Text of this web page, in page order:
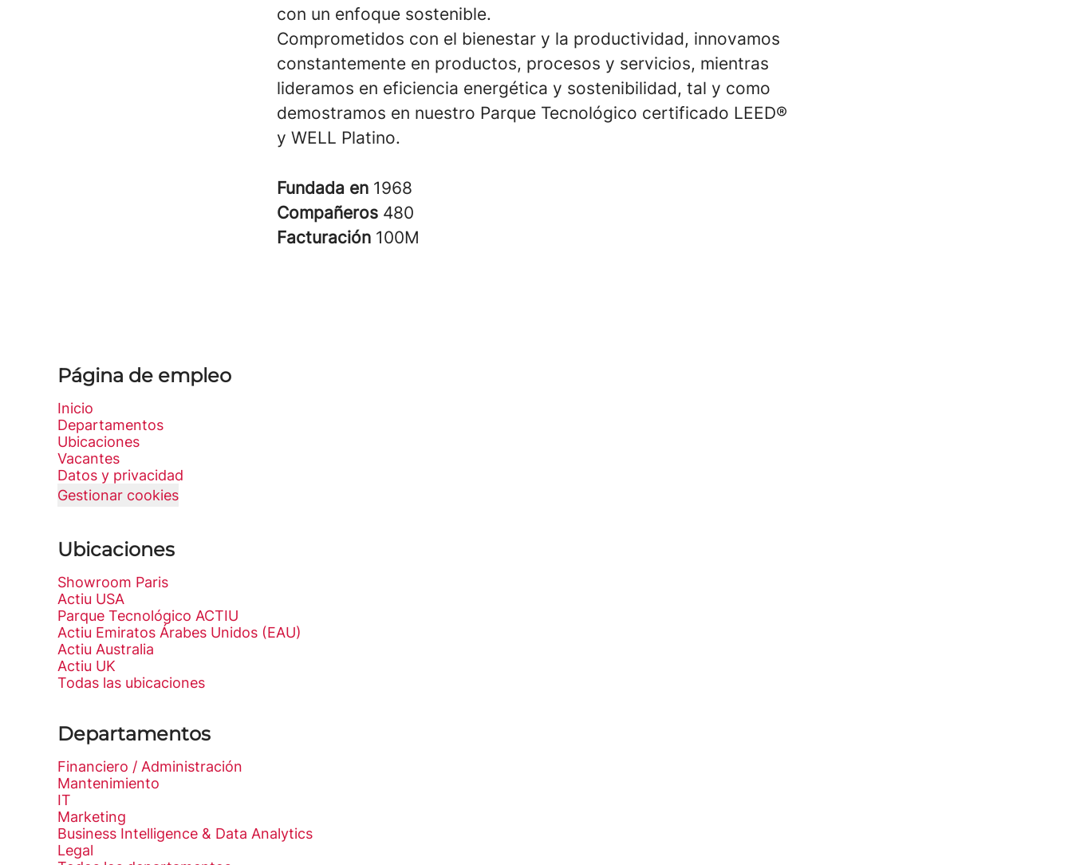
con un enfoque sostenible.
Comprometidos con el bienestar y la productividad, innovamos
constantemente en productos, procesos y servicios, mientras
lideramos en eficiencia energética y sostenibilidad, tal y como
demostramos en nuestro Parque Tecnológico certificado LEED®
y WELL Platino.
Fundada en 1968
Compañeros 480
Facturación 100M
Página de empleo
Inicio
Departamentos
Ubicaciones
Vacantes
Datos y privacidad
Gestionar cookies
Ubicaciones
Showroom Paris
Actiu USA
Parque Tecnológico ACTIU
Actiu Emiratos Árabes Unidos (EAU)
Actiu Australia
Actiu UK
Todas las ubicaciones
Departamentos
Financiero / Administración
Mantenimiento
IT
Marketing
Business Intelligence & Data Analytics
Legal